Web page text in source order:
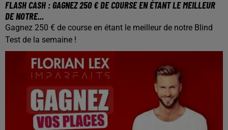
FLASH CASH : GAGNEZ 250 € DE COURSE EN ÉTANT LE MEILLEUR
DE NOTRE...
Gagnez 250 € de course en étant le meilleur de notre Blind
Test de la semaine !